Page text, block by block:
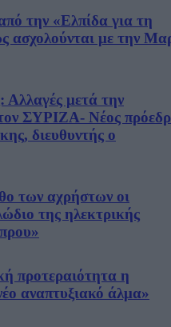
την «Ελπίδα για τη
ασχολούνται με την
Αλλαγές μετά την
ΣΥΡΙΖΑ- Νέος
διευθυντής ο
των αχρήστων οι
της ηλεκτρικής
προτεραιότητα η
αναπτυξιακό άλμα»